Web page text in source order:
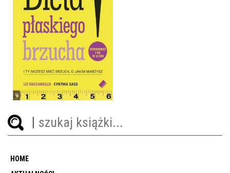
DIETA PŁASKIEGO
BRZUCHA!
LIZ VACCARIELLO, CYNTHIA
SASS
OPRAWA MIĘKKA
29,90 ZŁ
HOME